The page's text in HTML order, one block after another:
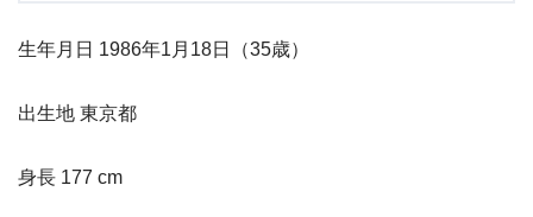
生年月日 1986年1月18日（35歳）
出生地 東京都
身長 177 cm